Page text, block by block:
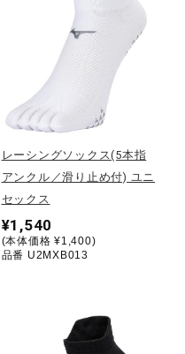
レーシングソックス(5本指
アンクル／滑り止め付) ユニ
セックス
¥1,540
(本体価格 ¥1,400)
品番 U2MXB013